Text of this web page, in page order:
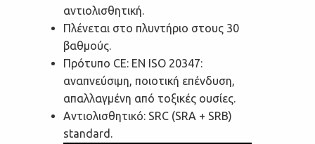
αντιολισθητική.
Πλένεται στο πλυντήριο στους 30
βαθμούς.
Πρότυπο CE: EN ISO 20347:
αναπνεύσιμη, ποιοτική επένδυση,
απαλλαγμένη από τοξικές ουσίες.
Αντιολισθητικό: SRC (SRA + SRB)
standard.